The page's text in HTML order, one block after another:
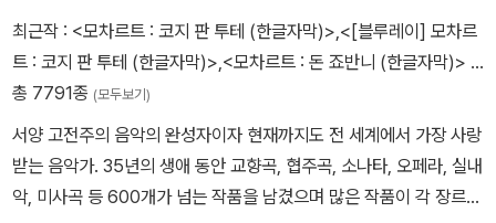
최근작 : <모차르트 : 코지 판 투테 (한글자막)>,<[블루레이] 모차르
트 : 코지 판 투테 (한글자막)>,<모차르트 : 돈 죠반니 (한글자막)> …
총 7791종 (모두보기)
서양 고전주의 음악의 완성자이자 현재까지도 전 세계에서 가장 사랑
받는 음악가. 35년의 생애 동안 교향곡, 협주곡, 소나타, 오페라, 실내
악, 미사곡 등 600개가 넘는 작품을 남겼으며 많은 작품이 각 장르의